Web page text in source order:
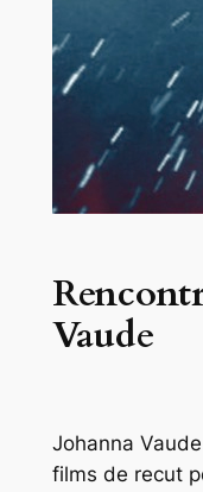
Vaude
Johanna
films de recut